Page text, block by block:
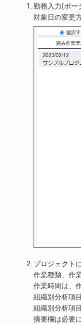
勤務入力(ポー
対象日の変更
プロジェクト
作業種類、作
作業時間は、
組織別分析項
組織別分析項
摘要欄は必要